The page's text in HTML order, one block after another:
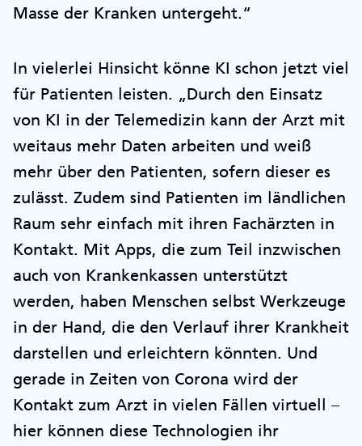
Masse der Kranken untergeht.“
In vielerlei Hinsicht könne KI schon jetzt viel
für Patienten leisten. „Durch den Einsatz
von KI in der Telemedizin kann der Arzt mit
weitaus mehr Daten arbeiten und weiß
mehr über den Patienten, sofern dieser es
zulässt. Zudem sind Patienten im ländlichen
Raum sehr einfach mit ihren Fachärzten in
Kontakt. Mit Apps, die zum Teil inzwischen
auch von Krankenkassen unterstützt
werden, haben Menschen selbst Werkzeuge
in der Hand, die den Verlauf ihrer Krankheit
darstellen und erleichtern könnten. Und
gerade in Zeiten von Corona wird der
Kontakt zum Arzt in vielen Fällen virtuell –
hier können diese Technologien ihr